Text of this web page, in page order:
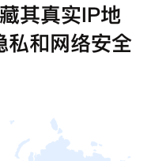
其真实IP地
私和网络安全